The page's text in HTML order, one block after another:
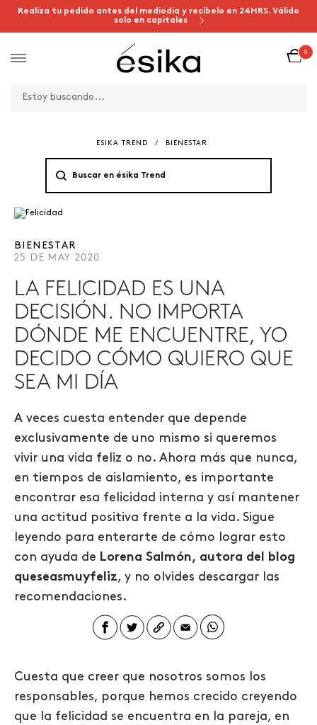
Realiza tu pedido antes del mediodía y recíbelo en 24HRS. Válido
solo en capitales
0
ESIKA TREND / BIENESTAR
BIENESTAR
25 DE MAY 2020
LA FELICIDAD ES UNA
DECISIÓN. NO IMPORTA
DÓNDE ME ENCUENTRE, YO
DECIDO CÓMO QUIERO QUE
SEA MI DÍA
A veces cuesta entender que depende
exclusivamente de uno mismo si queremos
vivir una vida feliz o no. Ahora más que nunca,
en tiempos de aislamiento, es importante
encontrar esa felicidad interna y así mantener
una actitud positiva frente a la vida. Sigue
leyendo para enterarte de cómo lograr esto
con ayuda de Lorena Salmón, autora del blog
queseasmuyfeliz, y no olvides descargar las
recomendaciones.
Cuesta que creer que nosotros somos los
responsables, porque hemos crecido creyendo
que la felicidad se encuentra en la pareja, en